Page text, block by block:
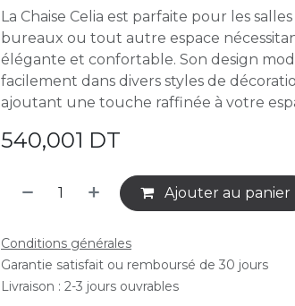
La Chaise Celia est parfaite pour les
bureaux ou tout autre espace
élégante et confortable. Son design
facilement dans divers styles de
ajoutant une touche raffinée à votre
540,001 DT
Ajouter au panier
Conditions générales
Garantie satisfait ou remboursé de 30 jours
Livraison : 2-3 jours ouvrables